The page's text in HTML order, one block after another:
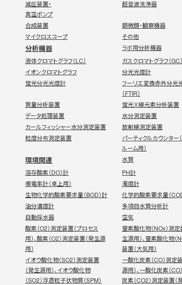
減圧装置・
真空ポンプ
超音波洗浄器
合成装置
顕微鏡・観察機器
マイクロスコープ
その他
分析機器
ラボ用分析機器
液体クロマトグラフ（LC）
ガスクロマトグラフ（GC）
イオンクロマトグラフ
分光光度計
蛍光分光光度計
フーリエ変換赤外分光
（FTIR）
質量分析装置
蛍光Ｘ線元素分析装置
データ処理装置
水分測定装置
カールフィッシャー水分測定装置
放射線測定装置
粒度分布測定装置
パーティクルカウンター
ルーム用）
環境関連
水質
溶存酸素（DO）計
PH計
導電率計（卓上用）
濁度計
生物化学的酸素要求量（BOD）計
化学的酸素要求量（
油分濃度計
多項目水質分析計
自動採水器
空気
酸素（O2）測定装置（プロセス
用）、酸素（O2）測定装置（発生源
用）
窒素酸化物（NOx）測定
生源用）、窒素酸化物（
装置（大気用）
イオウ酸化物（SO2）測定装置
（発生源用）、イオウ酸化物
（SO2）浮遊粒子状物質（SPM）
一酸化炭素（CO）測定
源用）、一酸化炭素（CO
炭素（CO2）測定装置（